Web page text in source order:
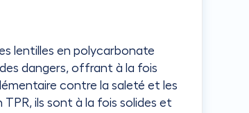
lentilles en polycarbonate
dangers, offrant à la fois
contre la saleté et les
ils sont à la fois solides et